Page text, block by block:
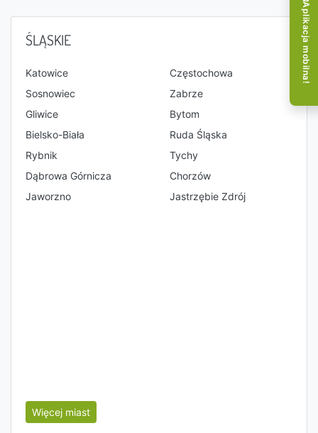
ŚLĄSKIE
Katowice
Częstochowa
Sosnowiec
Zabrze
Gliwice
Bytom
Bielsko-Biała
Ruda Śląska
Rybnik
Tychy
Dąbrowa Górnicza
Chorzów
Jaworzno
Jastrzębie Zdrój
Więcej miast
Aplikacja mobilna!